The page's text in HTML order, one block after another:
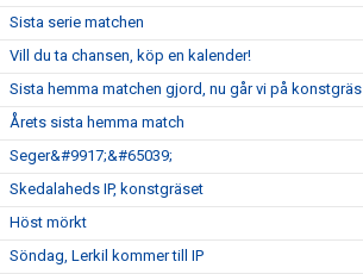
Sista serie matchen
Vill du ta chansen, köp en kalender!
Sista hemma matchen gjord, nu går vi på konstgräs
Årets sista hemma match
Seger&#9917;&#65039;
Skedalaheds IP, konstgräset
Höst mörkt
Söndag, Lerkil kommer till IP